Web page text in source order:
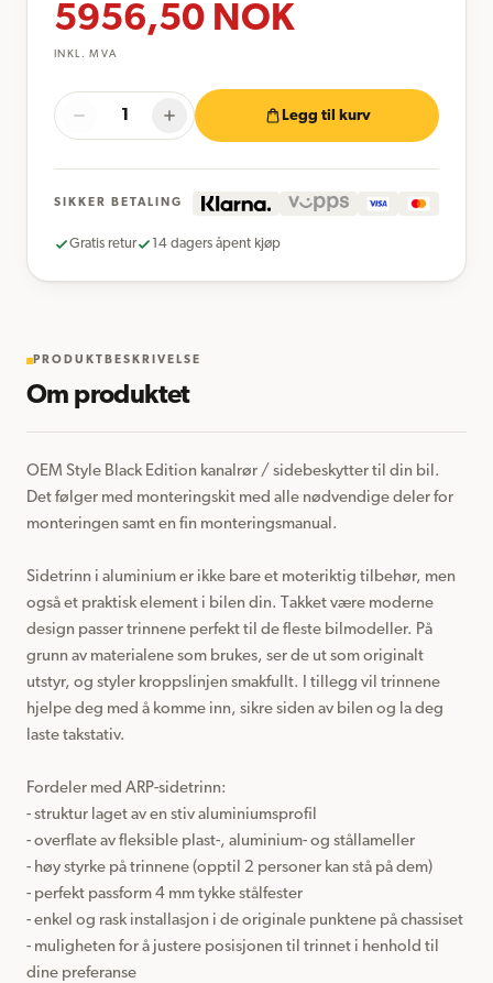
5956,50 NOK
INKL. MVA
Legg til kurv
SIKKER BETALING
Gratis retur 14 dagers åpent kjøp
PRODUKTBESKRIVELSE
Om produktet
OEM Style Black Edition kanalrør / sidebeskytter til din bil.
Det følger med monteringskit med alle nødvendige deler for
monteringen samt en fin monteringsmanual.
Sidetrinn i aluminium er ikke bare et moteriktig tilbehør, men
også et praktisk element i bilen din. Takket være moderne
design passer trinnene perfekt til de fleste bilmodeller. På
grunn av materialene som brukes, ser de ut som originalt
utstyr, og styler kroppslinjen smakfullt. I tillegg vil trinnene
hjelpe deg med å komme inn, sikre siden av bilen og la deg
laste takstativ.
Fordeler med ARP-sidetrinn:
- struktur laget av en stiv aluminiumsprofil
- overflate av fleksible plast-, aluminium- og stållameller
- høy styrke på trinnene (opptil 2 personer kan stå på dem)
- perfekt passform 4 mm tykke stålfester
- enkel og rask installasjon i de originale punktene på chassiset
- muligheten for å justere posisjonen til trinnet i henhold til
dine preferanse